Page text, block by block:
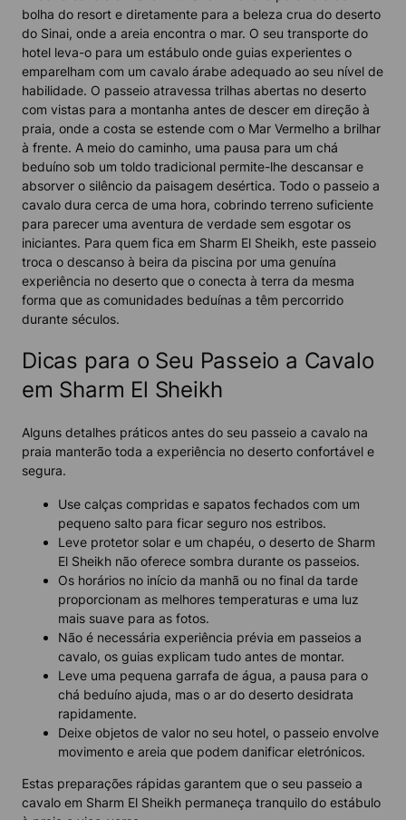
bolha do resort e diretamente para a beleza crua do deserto
do Sinai, onde a areia encontra o mar. O seu transporte do
hotel leva-o para um estábulo onde guias experientes o
emparelham com um cavalo árabe adequado ao seu nível de
habilidade. O passeio atravessa trilhas abertas no deserto
com vistas para a montanha antes de descer em direção à
praia, onde a costa se estende com o Mar Vermelho a brilhar
à frente. A meio do caminho, uma pausa para um chá
beduíno sob um toldo tradicional permite-lhe descansar e
absorver o silêncio da paisagem desértica. Todo o passeio a
cavalo dura cerca de uma hora, cobrindo terreno suficiente
para parecer uma aventura de verdade sem esgotar os
iniciantes. Para quem fica em Sharm El Sheikh, este passeio
troca o descanso à beira da piscina por uma genuína
experiência no deserto que o conecta à terra da mesma
forma que as comunidades beduínas a têm percorrido
durante séculos.
Dicas para o Seu Passeio a Cavalo
em Sharm El Sheikh
Alguns detalhes práticos antes do seu passeio a cavalo na
praia manterão toda a experiência no deserto confortável e
segura.
Use calças compridas e sapatos fechados com um
pequeno salto para ficar seguro nos estribos.
Leve protetor solar e um chapéu, o deserto de Sharm
El Sheikh não oferece sombra durante os passeios.
Os horários no início da manhã ou no final da tarde
proporcionam as melhores temperaturas e uma luz
mais suave para as fotos.
Não é necessária experiência prévia em passeios a
cavalo, os guias explicam tudo antes de montar.
Leve uma pequena garrafa de água, a pausa para o
chá beduíno ajuda, mas o ar do deserto desidrata
rapidamente.
Deixe objetos de valor no seu hotel, o passeio envolve
movimento e areia que podem danificar eletrónicos.
Estas preparações rápidas garantem que o seu passeio a
cavalo em Sharm El Sheikh permaneça tranquilo do estábulo